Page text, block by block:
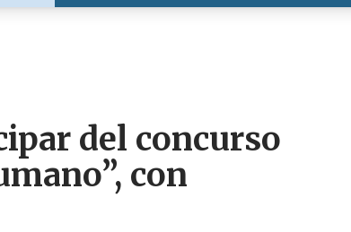
del concurso
con